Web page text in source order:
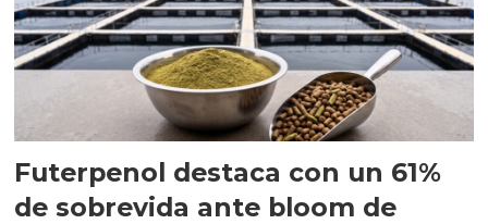
Futerpenol destaca con un 61%
de sobrevida ante bloom de